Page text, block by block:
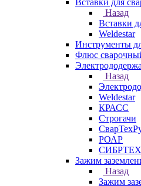
Вставки для
Назад
Вставки
Weldestar
Инструменты
Флюс
Назад
Weldestar
КРАСС
Строгачи
РОАР
СИБРТЕХ
Зажим
Назад
Зажим